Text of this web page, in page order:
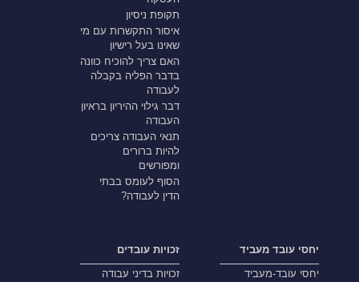
תקופת ניסיון
איסור התקשרות עם מי
שאינו בעל רישיון
האם צריך להוכיח כוונה
בדבר הפליה בקבלה
לעבודה
דבר גילוי ההיריון בראיון
העבודה
תנאי העבודה צריכים
להיות ברורים
ומפורשים
הסוף לעומס בבתי
הדין לעבודה?
יחסי עובד מעביד
יחסי עובד-מעביד
זכויות עובדים
זכויות בדיני עבודה